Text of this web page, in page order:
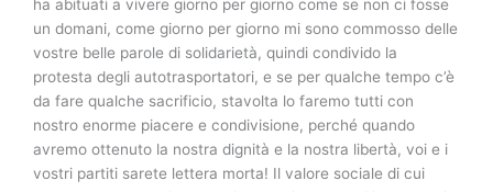
ha abituati a vivere giorno per giorno come se non ci fosse
un domani, come giorno per giorno mi sono commosso delle
vostre belle parole di solidarietà, quindi condivido la
protesta degli autotrasportatori, e se per qualche tempo c’è
da fare qualche sacrificio, stavolta lo faremo tutti con
nostro enorme piacere e condivisione, perché quando
avremo ottenuto la nostra dignità e la nostra libertà, voi e i
vostri partiti sarete lettera morta! Il valore sociale di cui